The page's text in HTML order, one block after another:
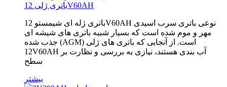
باتری ژلی 12V60AH
باتری ژله ای شیمستو 12V60AH نوعی باتری سرب اسیدی
مهر و موم شده است که بسیار شبیه باتری های شیشه ای
جذب شده (AGM) است. از آنجایی که باتری های ژلی
12V60AH آب بندی هستند، نیازی به بررسی و نظارت بر
سطح
بیشتر